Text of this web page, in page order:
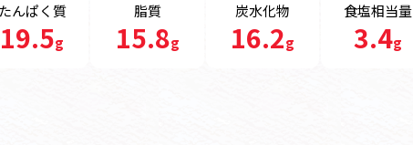
たんぱく質
19.5g
脂質
15.8g
炭水化物
16.2g
食塩相当量
3.4g